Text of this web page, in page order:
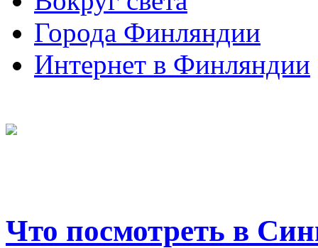
Города Финляндии
Интернет в Финляндии
Что посмотреть в